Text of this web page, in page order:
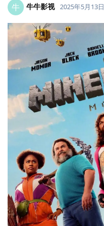
牛 牛牛影视 2025年5月13日